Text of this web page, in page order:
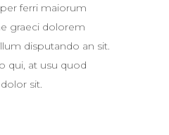
ferri maiorum
graeci dolorem
disputando an sit.
qui, at usu quod
sit.